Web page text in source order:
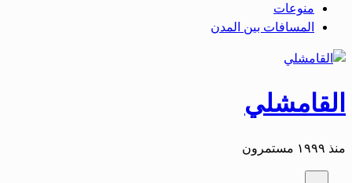
منوعات
المسافات بين المدن
القامشلي
منذ ١٩٩٩ مستمرون